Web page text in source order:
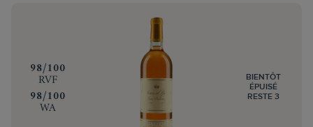
‍98/100
RVF
‍98/100
WA
BIENTÔT
ÉPUISÉ
RESTE 3